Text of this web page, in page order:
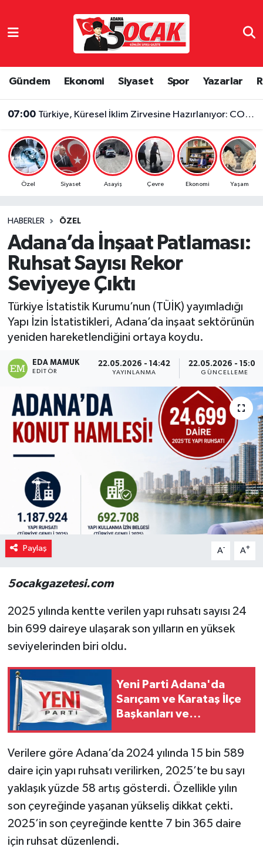
Gündem Ekonomi Siyaset Spor Yazarlar
07:00 Türkiye, Küresel İklim Zirvesine Hazırlanıyor: COP31 İçi Kritik Adım Atıldı
Özel Siyaset Asayiş Çevre Ekonomi Yaşam
HABERLER ÖZEL
Adana’da İnşaat Patlaması:
Ruhsat Sayısı Rekor
Seviyeye Çıktı
Türkiye İstatistik Kurumu’nun (TÜİK) yayımladığı
Yapı İzin İstatistikleri, Adana’da inşaat sektörünün
yeniden hareketlendiğini ortaya koydu.
EDA MAMUK
EDITÖR
22.05.2026 - 14:42
YAYINLANMA
22.05.2026 - 15:09
GÜNCELLEME
Paylaş A- A+
5ocakgazetesi.com
2025 yılında kentte verilen yapı ruhsatı sayısı 24
bin 699 daireye ulaşarak son yılların en yüksek
seviyelerinden biri oldu.
Yeni Parti Adana'da
Sarıçam ve Karataş İlçe
Başkanları ve
Verilere göre Adana’da 2024 yılında 15 bin 589
daire için yapı ruhsatı verilirken, 2025’te bu sayı
yaklaşık yüzde 58 artış gösterdi. Özellikle yılın
son çeyreğinde yaşanan yükseliş dikkat çekti.
2025’in son çeyreğinde kentte 7 bin 365 daire
için ruhsat düzenlendi.
Dünya
Eğitim
Gündem
Haber Reklam
Magazin
Özel
Resmi İlanlar
Sağlık
Siyaset
Spor
Yerel Yönetimler
Yurttan
Adana Nöbetçi Eczaneler
Adana Trafik Yoğunluk Haritası
Süper Lig Puan Durumu ve Fikstür
Son Dakika Haberleri
Haber Arşivi